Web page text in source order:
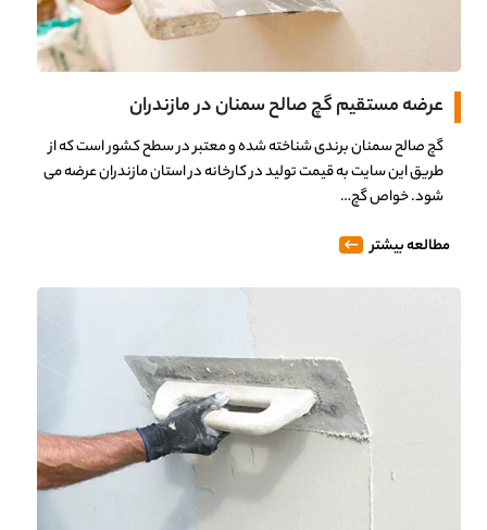
عرضه مستقیم گچ صالح سمنان در مازندران
گچ صالح سمنان برندی شناخته شده و معتبر در سطح کشور است که از
طریق این سایت به قیمت تولید در کارخانه در استان مازندران عرضه می
شود. خواص گچ…
مطالعه بیشتر